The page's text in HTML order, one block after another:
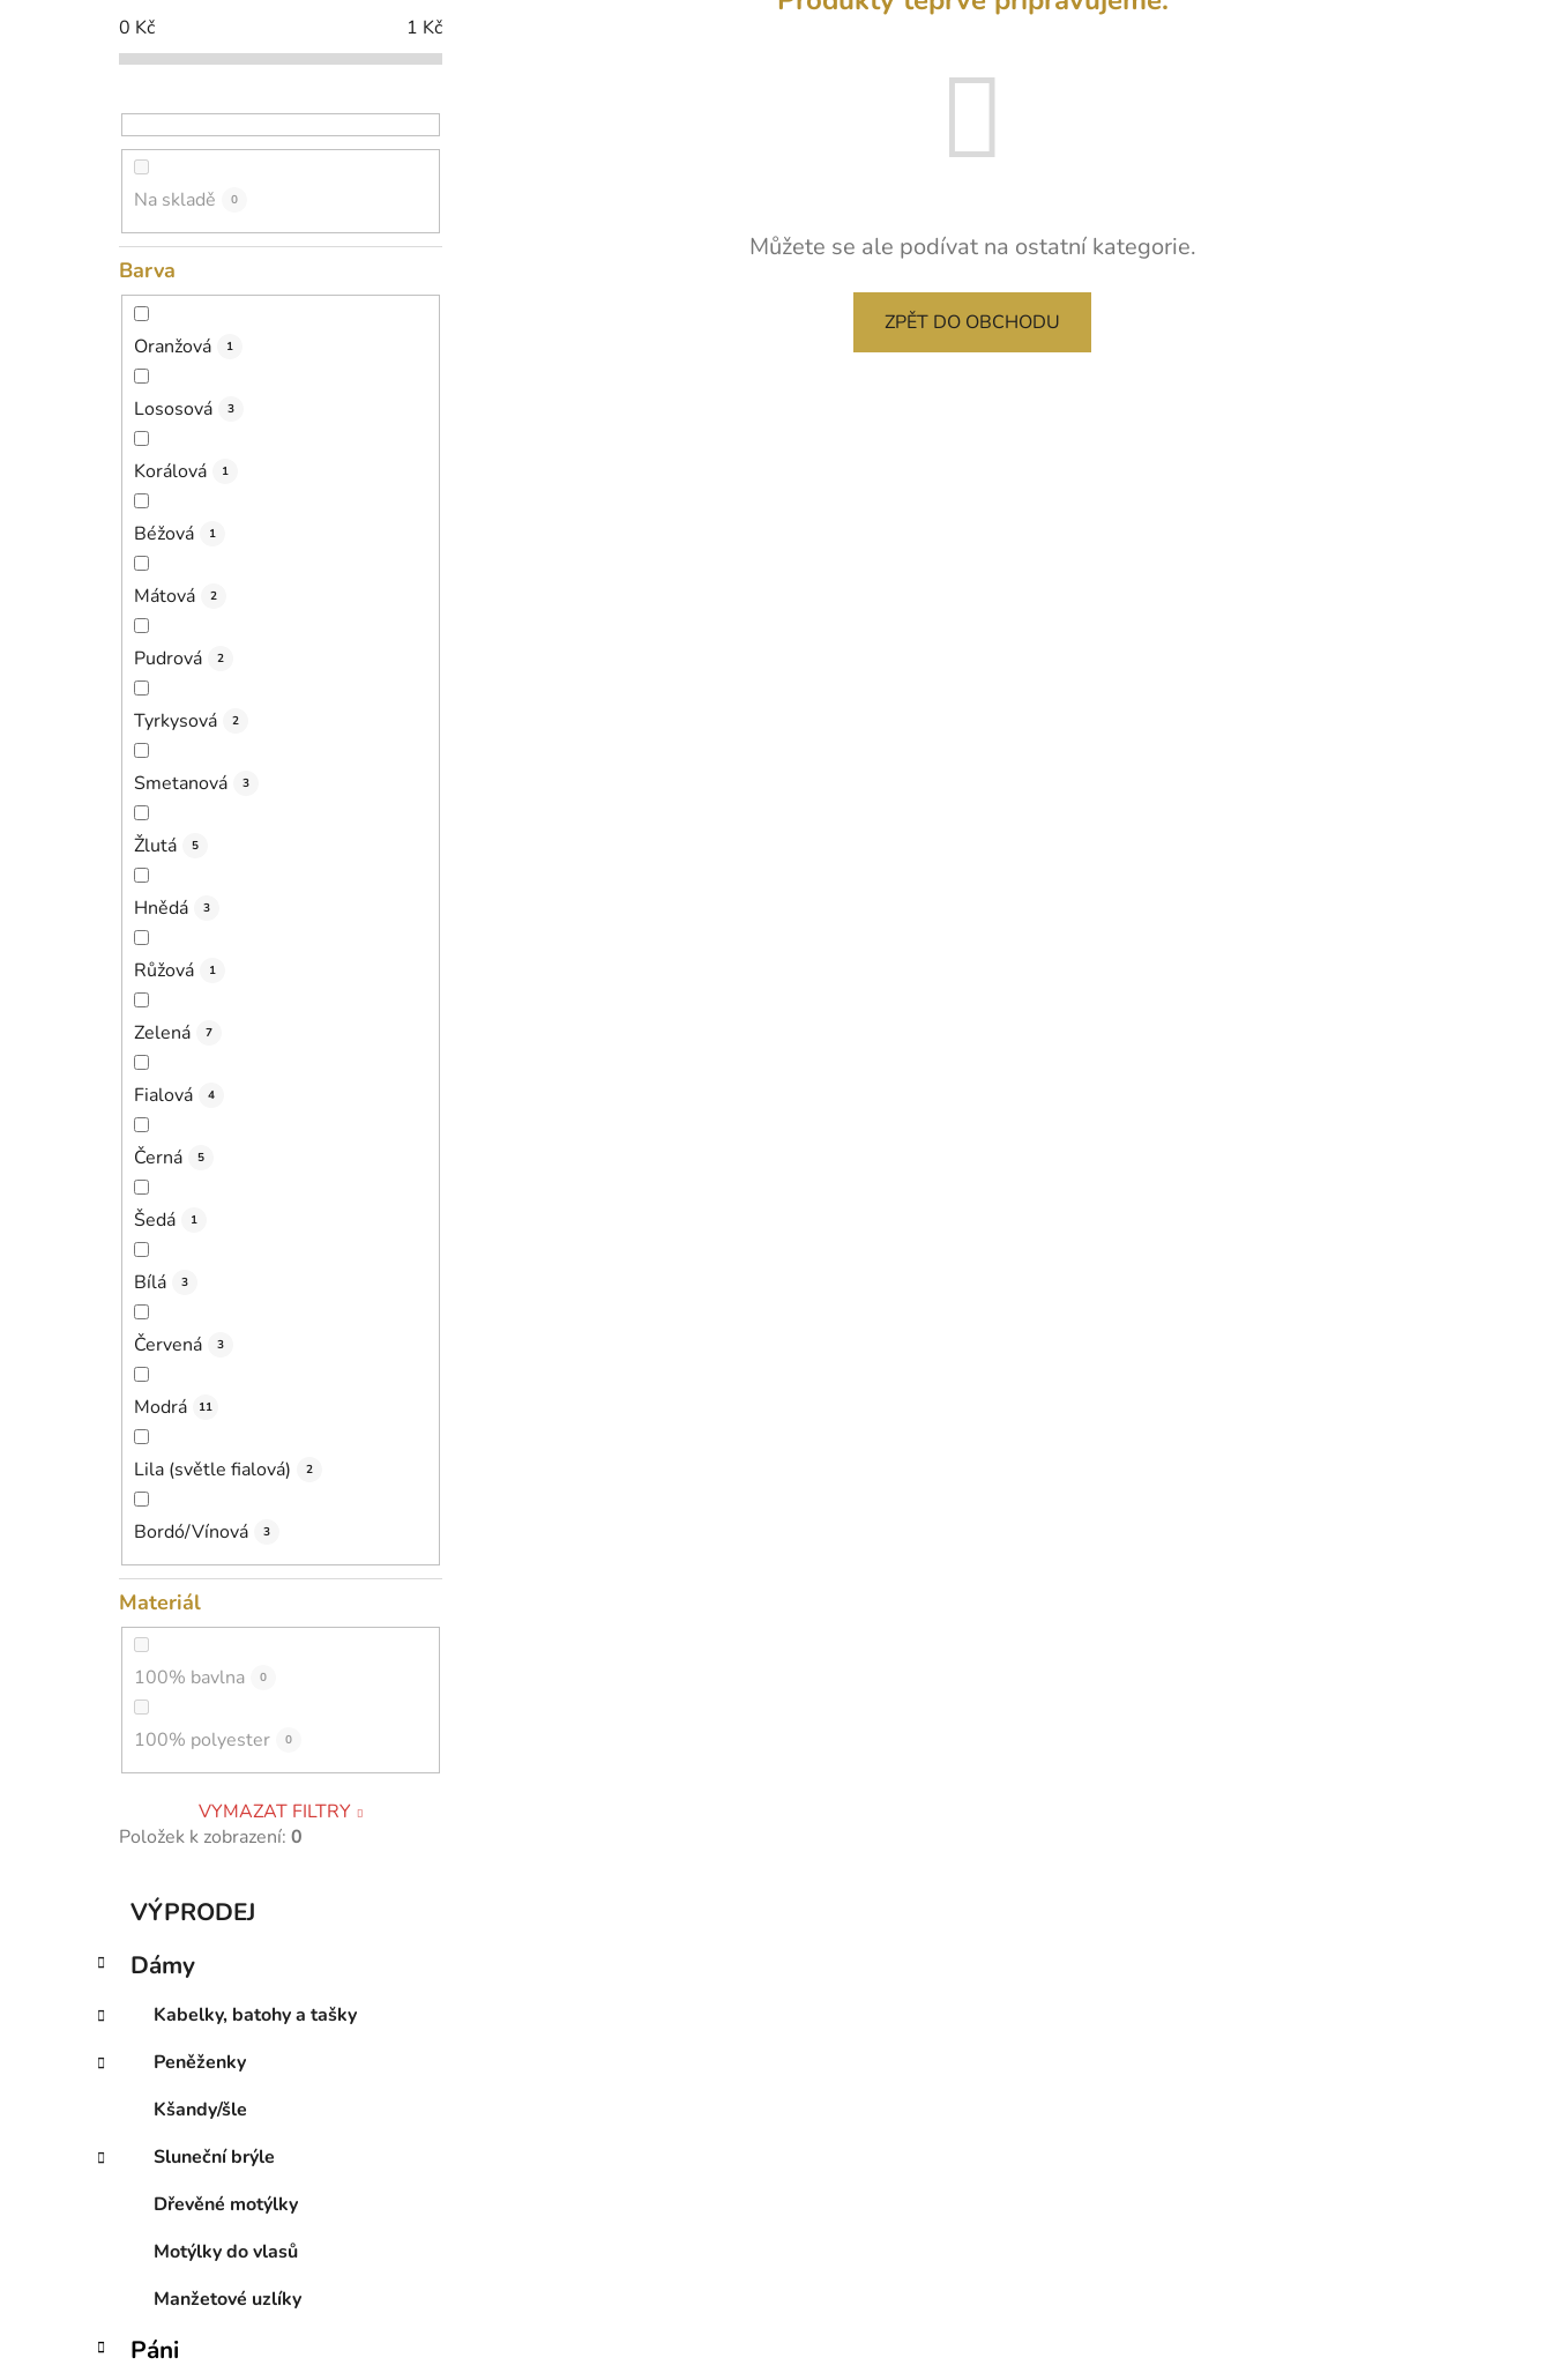
0 Kč 1 Kč
Na skladě 0
Barva
Oranžová 1
Lososová 3
Korálová 1
Béžová 1
Mátová 2
Pudrová 2
Tyrkysová 2
Smetanová 3
Žlutá 5
Hnědá 3
Růžová 1
Zelená 7
Fialová 4
Černá 5
Šedá 1
Bílá 3
Červená 3
Modrá 11
Lila (světle fialová) 2
Bordó/Vínová 3
Materiál
100% bavlna 0
100% polyester 0
VYMAZAT FILTRY
Položek k zobrazení: 0
Přeskočit
kategorie
e
o
r
i
VÝPRODEJ
Dámy
Kabelky, batohy a tašky
Peněženky
Kšandy/šle
Sluneční brýle
Dřevěné motýlky
Motýlky do vlasů
Manžetové uzlíky
Páni
Můžete se ale podívat na ostatní kategorie.
ZPĚT DO OBCHODU